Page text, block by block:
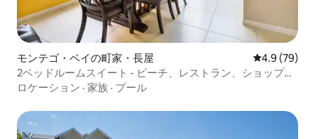
モンテゴ・ベイの町家・長屋 レビュー79
4.9 (79)
2ベッドルームスイート - ビーチ、レストラン、ショップ、
ナイトライフ
ロケーション · 家族 · プール